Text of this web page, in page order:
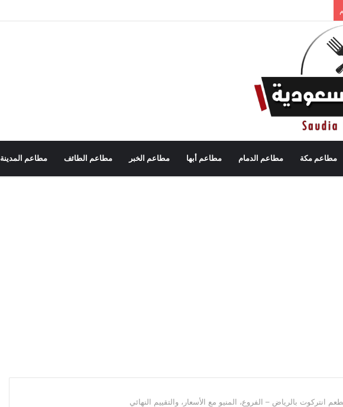
مطاعم مكة مطاعم الدمام مطاعم أبها مطاعم الخبر مطاعم الطائف مطاعم المدينة
انتركوت بالرياض – الفروع، المنيو مع الأسعار، والتقييم النهائي